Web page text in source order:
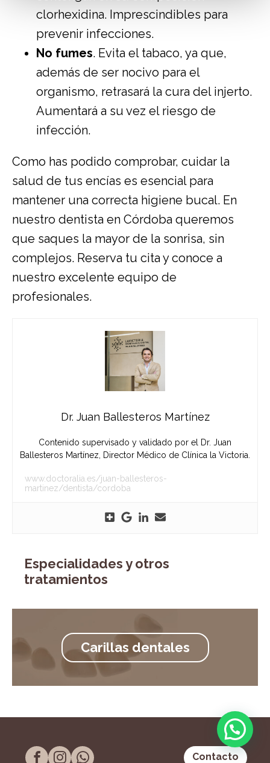
clorhexidina. Imprescindibles para
prevenir infecciones.
No fumes. Evita el tabaco, ya que,
además de ser nocivo para el
organismo, retrasará la cura del injerto.
Aumentará a su vez el riesgo de
infección.
Como has podido comprobar, cuidar la
salud de tus encías es esencial para
mantener una correcta higiene bucal. En
nuestro dentista en Córdoba queremos
que saques la mayor de la sonrisa, sin
complejos. Reserva tu citay conoce a
nuestro excelente equipo de
profesionales.
Dr. Juan Ballesteros Martínez
Contenido supervisado y validado por el Dr. Juan
Ballesteros Martínez, Director Médico de Clínica la Victoria.
www.doctoralia.es/juan-ballesteros-
martinez/dentista/cordoba
Especialidades y otros
tratamientos
Carillas dentales
Contacto